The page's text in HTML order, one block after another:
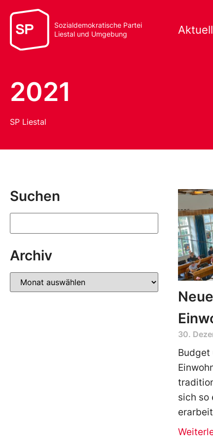
Sozialdemokratische Partei
Liestal und Umgebung
2021
SP Liestal
Suchen
Archiv
30.
Budget
sich so